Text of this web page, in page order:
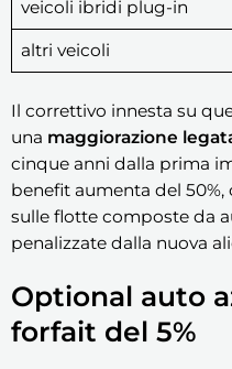
veicoli ibridi plug-in
altri veicoli
Il correttivo innesta su
una maggiorazione
cinque anni dalla prima
benefit aumenta del
sulle flotte composte da
penalizzate dalla nuova
Optional auto
forfait del 5%